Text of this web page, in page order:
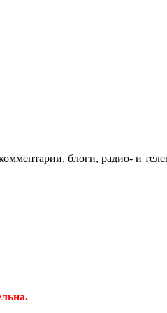
блоги, радио- и